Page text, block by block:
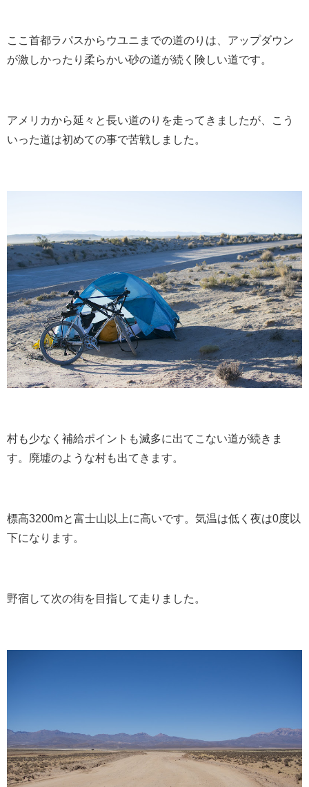
ここ首都ラパスからウユニまでの道のりは、アップダウン
が激しかったり柔らかい砂の道が続く険しい道です。
アメリカから延々と長い道のりを走ってきましたが、こう
いった道は初めての事で苦戦しました。
村も少なく補給ポイントも滅多に出てこない道が続きま
す。廃墟のような村も出てきます。
標高3200mと富士山以上に高いです。気温は低く夜は0度以
下になります。
野宿して次の街を目指して走りました。